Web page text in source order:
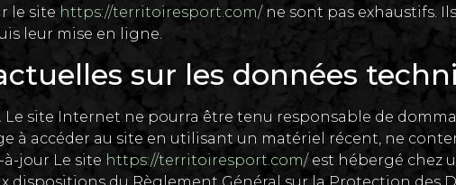
le site https://territoiresport.com/ne sont pas exhaustifs.
leur mise en ligne.
sur les données
site Internet ne pourra être tenu responsable de
à accéder au site en utilisant un matériel récent, ne
jour Le site https://territoiresport.com/ est hébergé chez